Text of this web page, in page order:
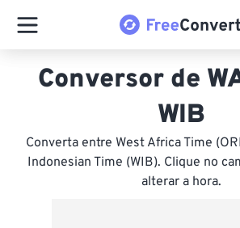
Conversor de
WIB
Converta entre West Africa Time
Indonesian Time (WIB). Clique no
alterar a hora.